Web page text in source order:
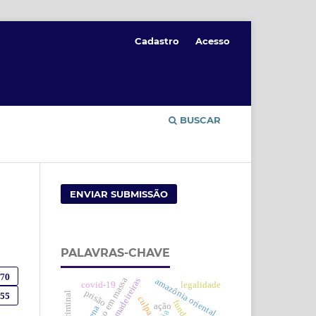
BUSCAR
Cadastro Acesso
ENVIAR SUBMISSÃO
PALAVRAS-CHAVE
ação
culpaamazônia oriental
legalidade
prisão
covid-19